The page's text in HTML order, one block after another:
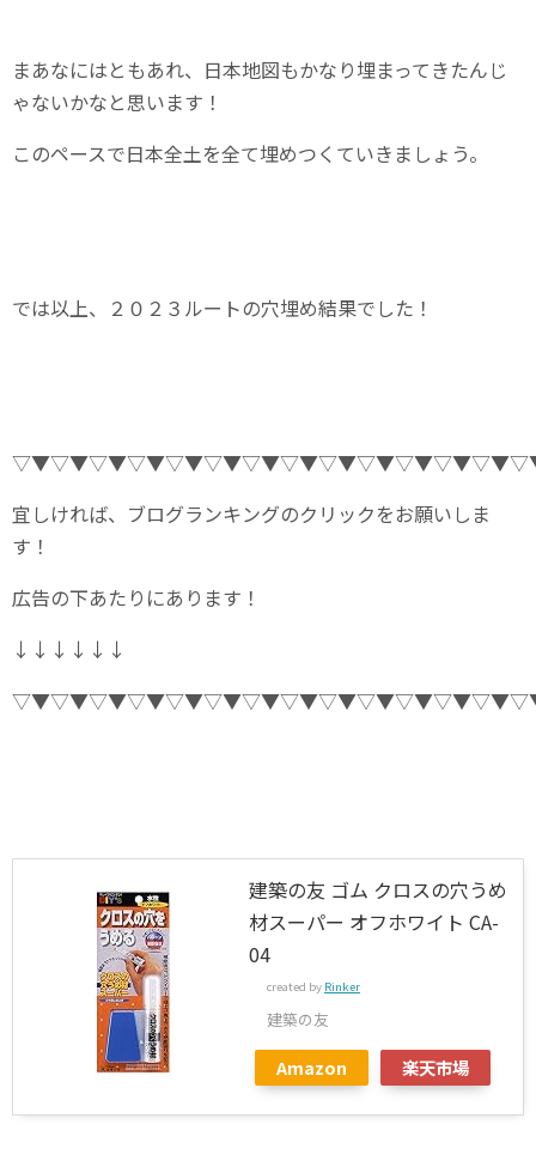
まあなにはともあれ、日本地図もかなり埋まってきたんじ
ゃないかなと思います！
このペースで日本全土を全て埋めつくていきましょう。
では以上、２０２３ルートの穴埋め結果でした！
宜しければ、ブログランキングのクリックをお願いしま
す！
広告の下あたりにあります！
↓↓↓↓↓↓
建築の友 ゴム クロスの穴うめ
材スーパー オフホワイト CA-
04
created by Rinker
建築の友
Amazon 楽天市場